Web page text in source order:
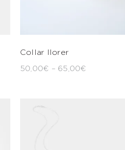
Collar llorer
50,00€ – 65,00€